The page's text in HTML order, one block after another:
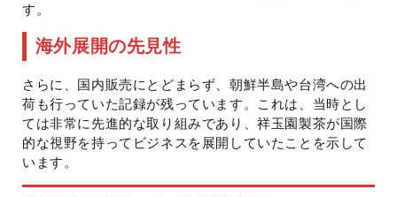
す。
海外展開の先見性
さらに、国内販売にとどまらず、朝鮮半島や台湾への出
荷も行っていた記録が残っています。これは、当時とし
ては非常に先進的な取り組みであり、祥玉園製茶が国際
的な視野を持ってビジネスを展開していたことを示して
います。